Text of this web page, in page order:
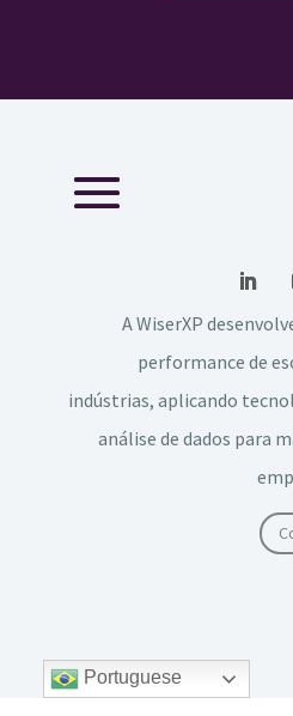
A WiserXP
performance de
indústrias, aplicando
análise de dados para
Portuguese